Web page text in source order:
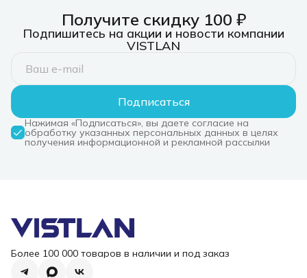
Получите скидку 100 ₽
Подпишитесь на акции и новости компании
VISTLAN
Подписаться
Нажимая «Подписаться», вы даете согласие на
обработку указанных персональных данных в целях
получения информационной и рекламной рассылки
Более 100 000 товаров в наличии и под заказ